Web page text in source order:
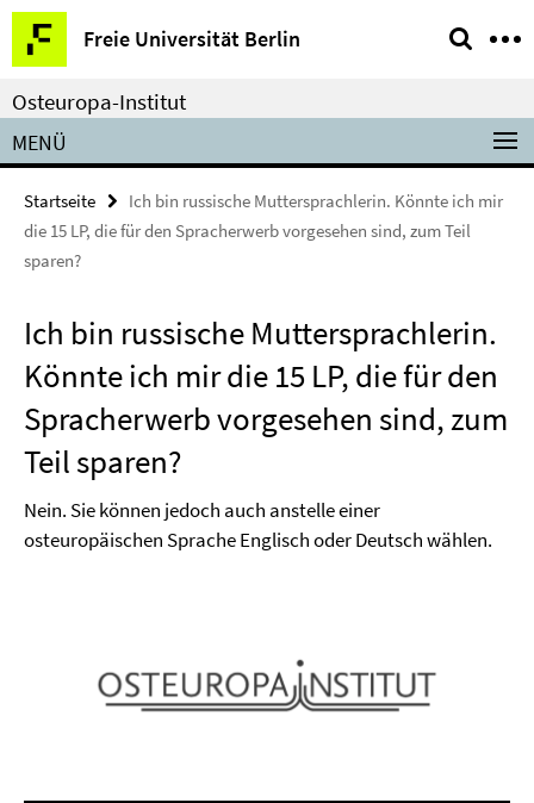
Springe
direkt
zu
Inhalt
Freie Universität Berlin
Service-
Navigation
Osteuropa-Institut
MENÜ
Startseite
Ich bin russische Muttersprachlerin. Könnte ich mir
die 15 LP, die für den Spracherwerb vorgesehen sind, zum Teil
sparen?
Ich bin russische Muttersprachlerin.
Könnte ich mir die 15 LP, die für den
Spracherwerb vorgesehen sind, zum
Teil sparen?
Nein. Sie können jedoch auch anstelle einer
osteuropäischen Sprache Englisch oder Deutsch wählen.